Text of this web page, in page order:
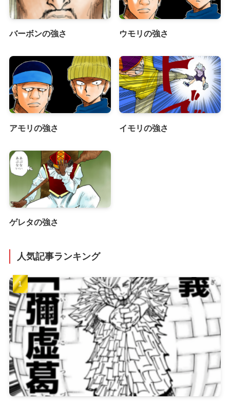
バーボンの強さ ウモリの強さ
アモリの強さ イモリの強さ
ゲレタの強さ
人気記事ランキング